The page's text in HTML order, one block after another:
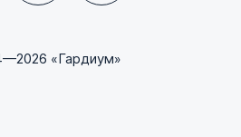
«Гардиум»